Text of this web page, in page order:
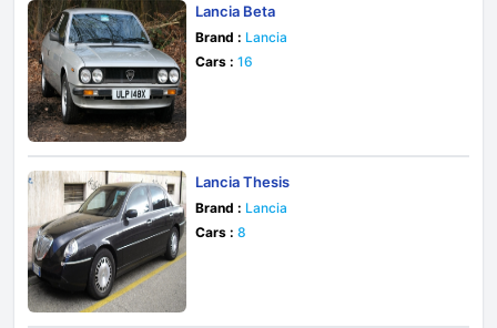
Lancia Beta
Brand : Lancia
Cars : 16
Lancia Thesis
Brand : Lancia
Cars : 8